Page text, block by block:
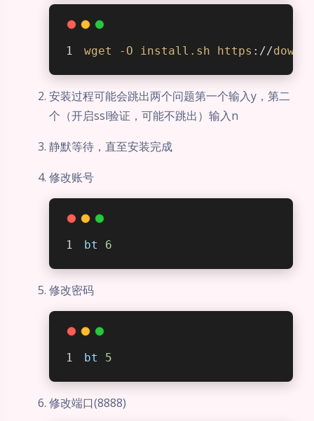
wget -O install .sh https ://
安装过程可能会跳出两个问题第一个输入y，第二
个（开启ssl验证，可能不跳出）输入n
静默等待，直至安装完成
修改账号
bt 6
修改密码
bt 5
修改端口(8888)